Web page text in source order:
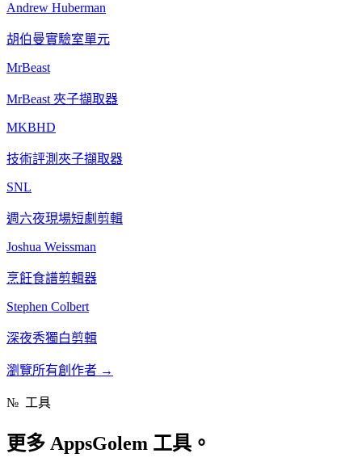
Andrew Huberman
胡伯曼實驗室單元
MrBeast
MrBeast 夾子擷取器
MKBHD
技術評測夾子擷取器
SNL
週六夜現場短劇剪輯
Joshua Weissman
烹飪食譜剪輯器
Stephen Colbert
深夜秀獨白剪輯
瀏覽所有創作者 →
№ 工具
更多 AppsGolem 工具。